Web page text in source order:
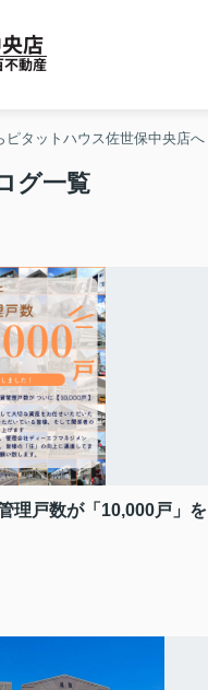
店
不動産
タットハウス佐世保中央店へ
グ一覧
理戸数が「10,000戸」を